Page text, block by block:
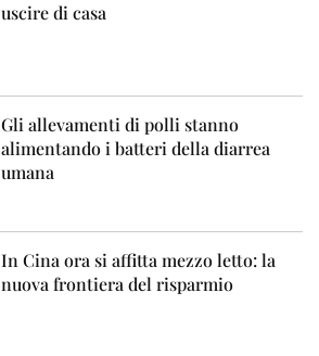
uscire di casa
Gli allevamenti di polli stanno
alimentando i batteri della diarrea
umana
In Cina ora si affitta mezzo letto: la
nuova frontiera del risparmio